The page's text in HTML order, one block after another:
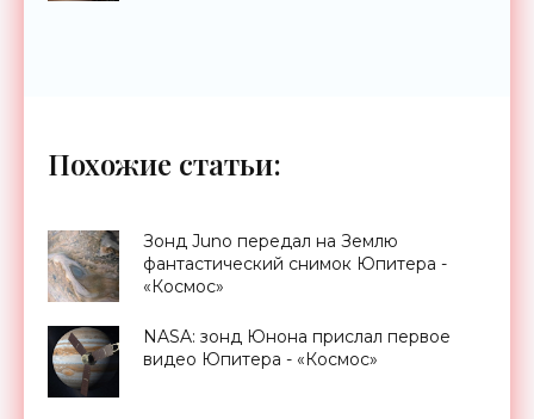
Похожие статьи:
Зонд Juno передал на Землю
фантастический снимок Юпитера -
«Космос»
NASA: зонд Юнона прислал первое
видео Юпитера - «Космос»